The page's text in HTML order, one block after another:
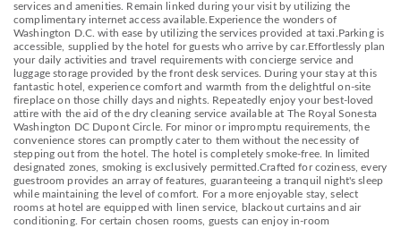
services and amenities. Remain linked during your visit by utilizing the
complimentary internet access available.Experience the wonders of
Washington D.C. with ease by utilizing the services provided at taxi.Parking is
accessible, supplied by the hotel for guests who arrive by car.Effortlessly plan
your daily activities and travel requirements with concierge service and
luggage storage provided by the front desk services. During your stay at this
fantastic hotel, experience comfort and warmth from the delightful on-site
fireplace on those chilly days and nights. Repeatedly enjoy your best-loved
attire with the aid of the dry cleaning service available at The Royal Sonesta
Washington DC Dupont Circle. For minor or impromptu requirements, the
convenience stores can promptly cater to them without the necessity of
stepping out from the hotel. The hotel is completely smoke-free. In limited
designated zones, smoking is exclusively permitted.Crafted for coziness, every
guestroom provides an array of features, guaranteeing a tranquil night's sleep
while maintaining the level of comfort. For a more enjoyable stay, select
rooms at hotel are equipped with linen service, blackout curtains and air
conditioning. For certain chosen rooms, guests can enjoy in-room